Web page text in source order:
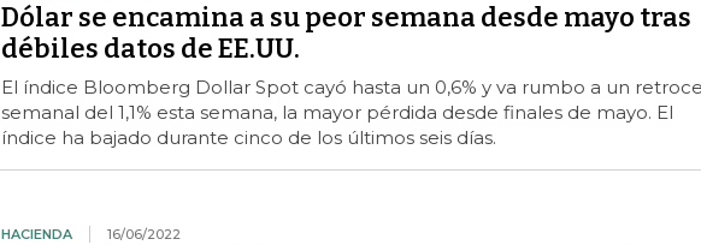
Dólar se encamina a su peor semana desde mayo tras
débiles datos de EE.UU.
El índice Bloomberg Dollar Spot cayó hasta un 0,6% y va rumbo a un
semanal del 1,1% esta semana, la mayor pérdida desde finales de mayo. El
índice ha bajado durante cinco de los últimos seis días.
HACIENDA 16/06/2022